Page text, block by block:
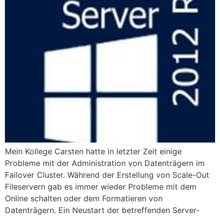
Mein Kollege Carsten hatte in letzter Zeit einige
Probleme mit der Administration von Datenträgern im
Failover Cluster. Während der Erstellung von Scale-Out
Fileservern gab es immer wieder Probleme mit dem
Online schalten oder dem Formatieren von
Datenträgern. Ein Neustart der betreffenden Server-